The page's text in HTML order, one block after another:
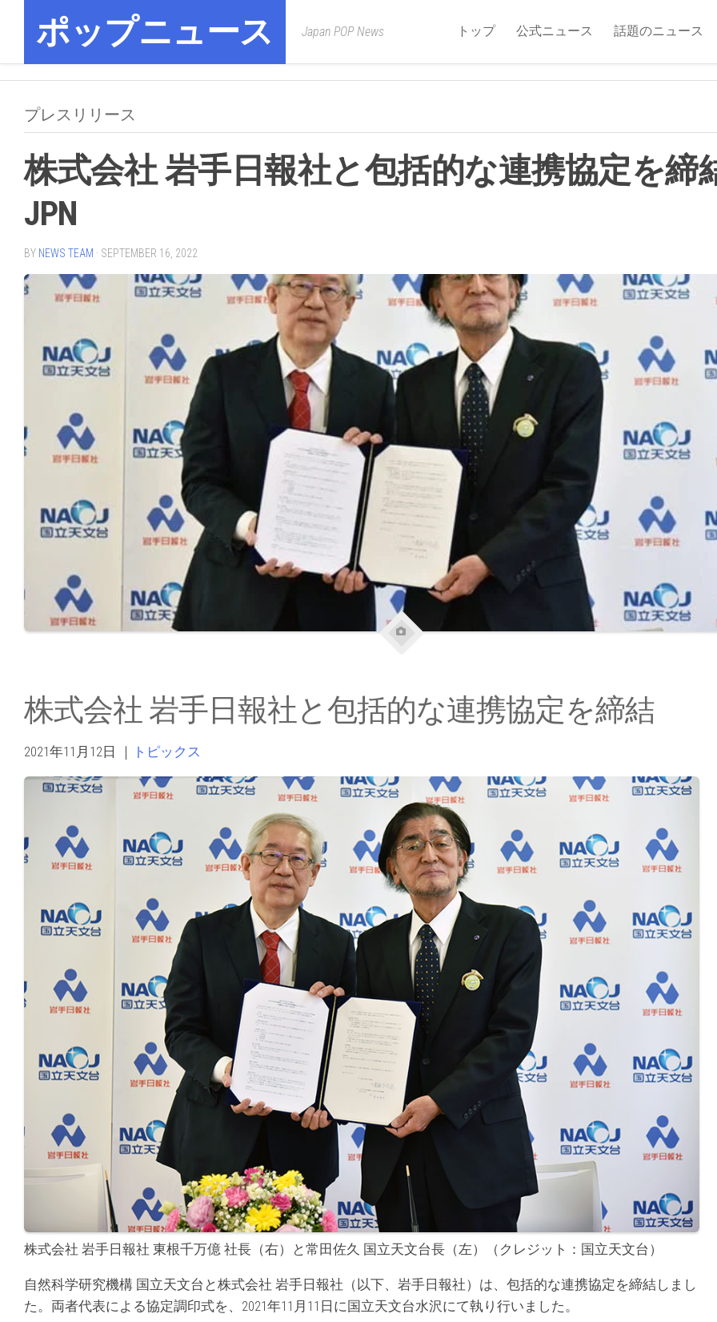
contentポップニュース Japan POP News トップ 公式ニュース 話題のニュース
プレスリリース
株式会社 岩手日報社と包括的な連携協定を締
JPN
BY NEWS TEAM · SEPTEMBER 16, 2022
株式会社 岩手日報社と包括的な連携協定を締結
2021年11月12日 ｜ トピックス
株式会社 岩手日報社 東根千万億 社長（右）と常田佐久 国立天文台長（左）（クレジット：国立天文台）
自然科学研究機構 国立天文台と株式会社 岩手日報社（以下、岩手日報社）は、包括的な連携協定を締結しまし
た。両者代表による協定調印式を、2021年11月11日に国立天文台水沢にて執り行いました。